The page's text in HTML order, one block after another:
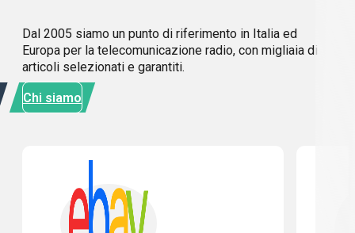
Dal 2005 siamo un punto di riferimento in Italia ed
Europa per la telecomunicazione radio, con migliaia di
articoli selezionati e garantiti.
Chi siamo